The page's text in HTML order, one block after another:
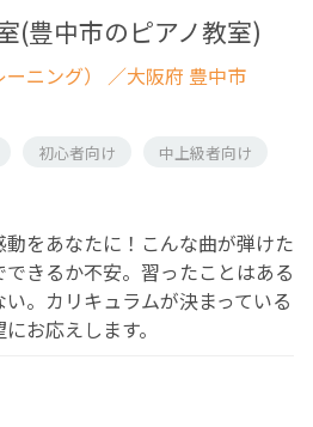
(豊中市のピアノ教室)
ニング） ／大阪府 豊中市
初心者向け
中上級者向け
をあなたに！こんな曲が弾けた
きるか不安。習ったことはある
。カリキュラムが決まっている
お応えします。